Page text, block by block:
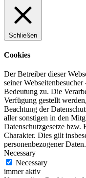
Schließen
Cookies
Der Betreiber dieser
seiner
Bedeutung zu. Die
Verfügung gestellt
Beachtung der
aller sonstigen in den
Datenschutzgesetze bzw.
Charakter. Dies gilt
personenbezogener Daten.
Necessary
Necessary
immer aktiv